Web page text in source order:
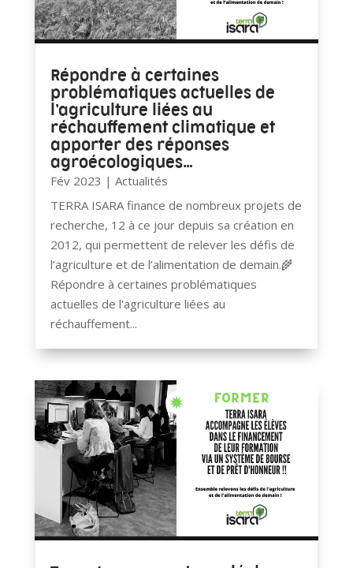
Répondre à certaines
problématiques actuelles de
l’agriculture liées au
réchauffement climatique et
apporter des réponses
agroécologiques…
Fév 2023 | Actualités
TERRA ISARA finance de nombreux projets de
recherche, 12 à ce jour depuis sa création en
2012, qui permettent de relever les défis de
l’agriculture et de l’alimentation de demain.🌾
Répondre à certaines problématiques
actuelles de l'agriculture liées au
réchauffement...